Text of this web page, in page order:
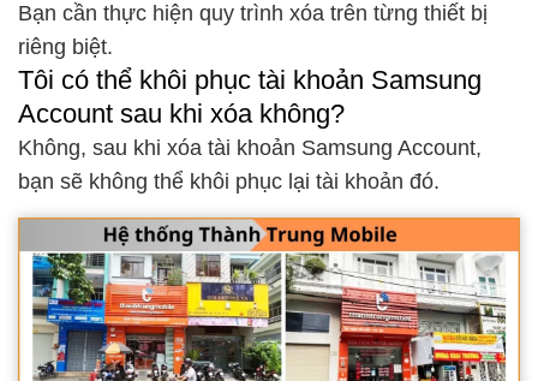
Bạn cần thực hiện quy trình xóa trên từng thiết bị
riêng biệt.
Tôi có thể khôi phục tài khoản Samsung
Account sau khi xóa không?
Không, sau khi xóa tài khoản Samsung Account,
bạn sẽ không thể khôi phục lại tài khoản đó.